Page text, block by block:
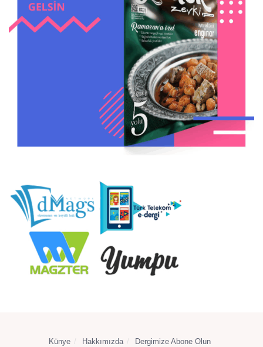
Künye Hakkımızda Dergimize Abone Olun